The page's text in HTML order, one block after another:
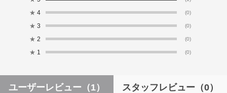
★ 4 (0)
★ 3 (0)
★ 2 (0)
★ 1 (0)
ユーザーレビュー （1） スタッフレビュー （0）